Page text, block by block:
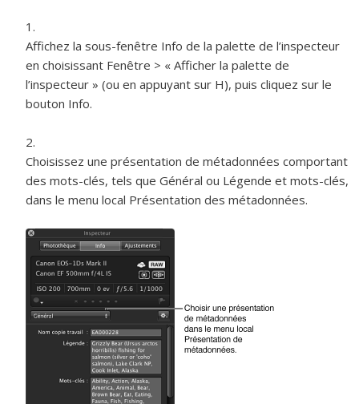
Affichez la sous-fenêtre Info de la palette de l’inspecteur
en choisissant Fenêtre > « Afficher la palette de
l’inspecteur » (ou en appuyant sur H), puis cliquez sur le
bouton Info.
Choisissez une présentation de métadonnées comportant
des mots-clés, tels que Général ou Légende et mots-clés,
dans le menu local Présentation des métadonnées.